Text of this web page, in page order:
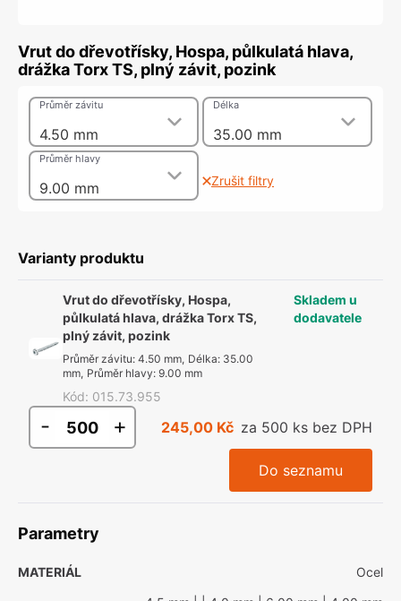
Vrut do dřevotřísky, Hospa, půlkulatá hlava,
drážka Torx TS, plný závit, pozink
4.50 mm
Průměr závitu
35.00 mm
Délka
9.00 mm
Průměr hlavy
Zrušit filtry
Varianty produktu
Vrut do dřevotřísky, Hospa,
půlkulatá hlava, drážka Torx TS,
plný závit, pozink
Průměr závitu:4.50 mm, Délka: 35.00
mm, Průměr hlavy:9.00 mm
Kód: 015.73.955
Skladem u
dodavatele
- + 245,00 Kč za 500 ks bez DPH
Do seznamu
Parametry
MATERIÁL Ocel